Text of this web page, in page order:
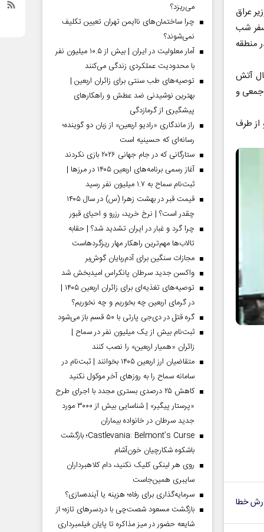
عراق
سفر شب
منطقه
آتش
جمعی و
از طرف
خطا
می‌ریزد؟
چرا ساختمان‌های ناایمن تهران تعیین تکلیف
نمی‌شوند؟
آمار معلولیت در ایران | بیش از ۱۰.۵ میلیون نفر
با محدودیت عملکردی زندگی می‌کنند
توصیه‌های طب سنتی برای زائران اربعین |
بهترین نوشیدنی ضد عطش و راهکارهای
پیشگیری از گرمازدگی
راز ماندگاری «رادیو اربعین» از زبان دو گوینده؛
رسانه‌ای که حسینیه است
ستارگانی که در جام جهانی ۲۰۲۶ بازی نکردند
آغاز رسمی برنامه‌های اربعین ۱۴۰۵ در مرز‌ها |
ثبت‌نام سماح به ۱.۷ میلیون نفر رسید
قیمت قبر در بهشت زهرا (س) در سال ۱۴۰۵
چقدر است؟ | نرخ خرید، رزرو و احیای قبور
چرا گرد و غبار در ایران تشدید شد؟ | حقابه
تالاب‌ها مهم‌ترین راهکار مهار ریزگردهاست
مجازات سنگین برای آدم‌ربایان گوش‌بر
واکسن جدید سرطان پانکراس امیدبخش شد
توصیه‌های تغذیه‌ای برای زائران اربعین ۱۴۰۵ |
در گرمای اربعین چه بخوریم و چه نخوریم؟
گره قتل در دی‌جی پارتی با ۵۰ قسم باز می‌شود
ثبت‌نام بیش از یک میلیون نفر در سماح |
زائران «همیار اربعین» را نصب کنند
متقاضیان ارز اربعین ۱۴۰۵ بخوانند | ثبت‌نام در
سامانه سماح را به روز‌های آخر موکول نکنید
کاهش ۲۵ درصدی بستری مجدد با اجرای طرح
«پرستار پیگیر» | شناسایی بیش از ۳۰۰۰ مورد
جدید سرطان در خانواده بیماران
Castlevania: Belmont’s Curse؛ بازگشت
باشکوه شکارچیان خون‌آشام
روی هر لینکی کلیک نکنید، دام کلاهبرداران
سایبری همین‌جاست
سرمایه‌گذاری برای رفاه؛ هزینه یا آینده‌سازی؟
بازگشت مسعود شصت‌چی با دردسر‌های تازه؛ از
شایعه حضور در میز مذاکره تا پایان فیلمبرداری